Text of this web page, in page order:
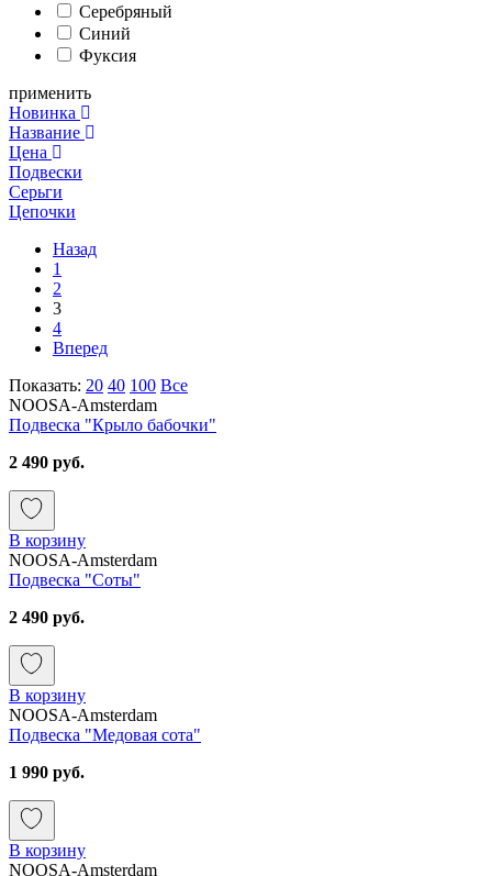
Серебряный
Синий
Фуксия
применить
Новинка
Название
Цена
Подвески
Серьги
Цепочки
Назад
1
2
3
4
Вперед
Показать: 20 40 100 Все
NOOSA-Amsterdam
Подвеска "Крыло бабочки"
2 490 руб.
В корзину
NOOSA-Amsterdam
Подвеска "Соты"
2 490 руб.
В корзину
NOOSA-Amsterdam
Подвеска "Медовая сота"
1 990 руб.
В корзину
NOOSA-Amsterdam